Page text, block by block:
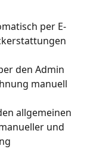
per E-
den Admin
manuell
allgemeinen
und